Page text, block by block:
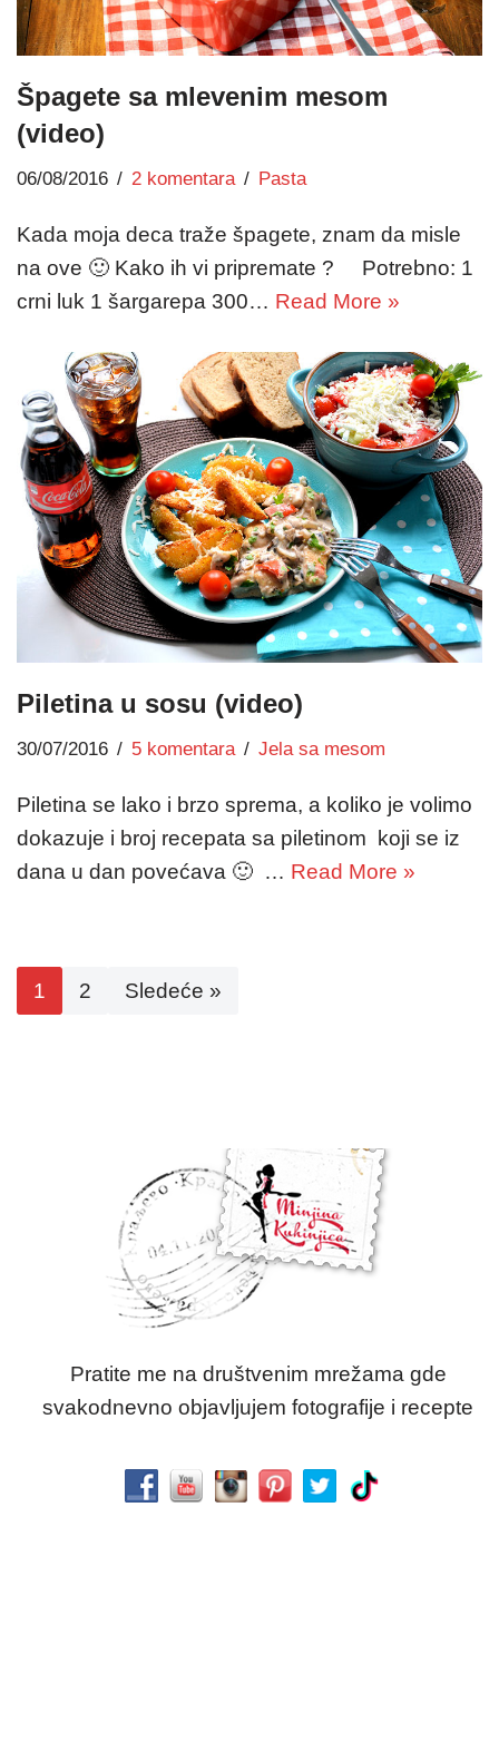
Špagete sa mlevenim mesom
(video)
06/08/2016 2 komentara Pasta
Kada moja deca traže špagete, znam da misle
na ove 🙂 Kako ih vi pripremate ? Potrebno: 1
crni luk 1 šargarepa 300… Read More »
Piletina u sosu (video)
30/07/2016 5 komentara Jela sa mesom
Piletina se lako i brzo sprema, a koliko je volimo
dokazuje i broj recepata sa piletinom koji se iz
dana u dan povećava 🙂 … Read More »
1 2 Sledeće »
Pratite me na društvenim mrežama gde
svakodnevno objavljujem fotografije i recepte